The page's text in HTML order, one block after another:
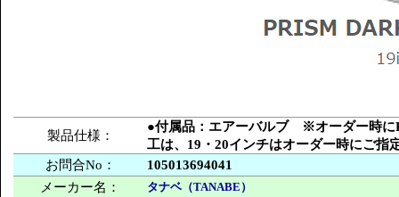
製品仕様：
●付属品：エアーバルブ ※オーダー時に
工は、19・20インチはオーダー時にご指
お問合No：
105013694041
メーカー名：
タナベ（TANABE）